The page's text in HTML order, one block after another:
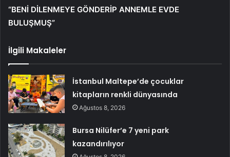
“BENİ DİLENMEYE GÖNDERİP ANNEMLE EVDE
BULUŞMUŞ”
İlgili Makaleler
İstanbul Maltepe’de çocuklar
kitapların renkli dünyasında
Ağustos 8, 2026
Bursa Nilüfer’e 7 yeni park
kazandırılıyor